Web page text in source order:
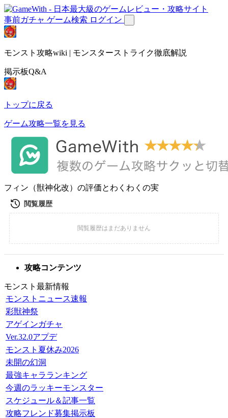
事前ガチャ ゲーム検索 ログイン
モンスト攻略wiki | モンスターストライク徹底解説
掲示板Q&A
トップに戻る
ゲーム攻略一覧を見る
フィン（獣神化改）の評価とわくわくの実
攻略コンテンツ
モンスト最新情報
モンストニュース速報
彩獣神祭
アゲインガチャ
Ver.32.0アプデ
モンスト夏休み2026
未開の幻洞
最強キャラランキング
今週のラッキーモンスター
スケジュール＆記事一覧
攻略フレンド募集掲示板